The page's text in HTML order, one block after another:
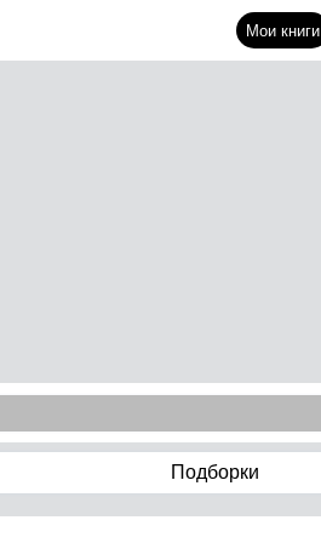
Мои книги
Подборки